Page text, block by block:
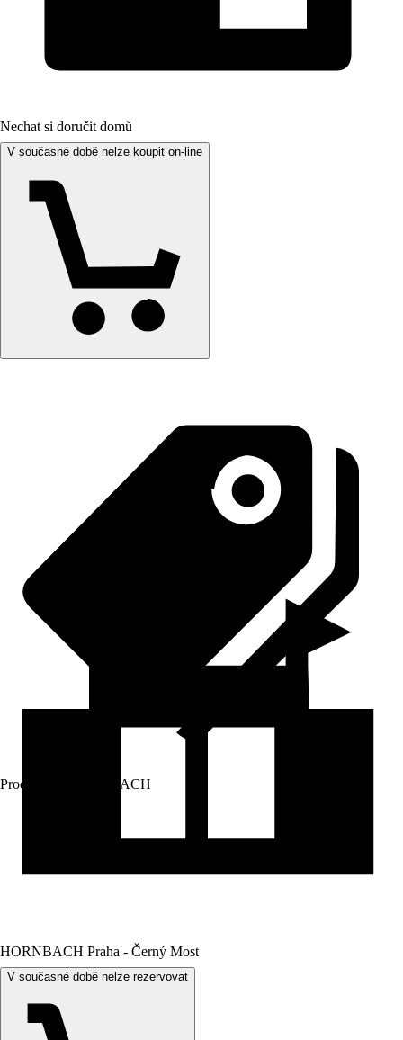
Nechat si doručit domů
V současné době nelze koupit on-line
Prodej přes: HORNBACH
HORNBACH Praha - Černý Most
V současné době nelze rezervovat